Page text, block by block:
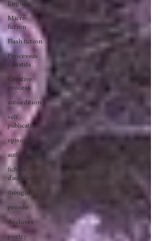
English
Micro-
fiction
Flash fiction
Processus
Creatifs
Creative
process
autoédition
self
publication
episodes
author's files
fichier
d'auteure
thought
pensée
Archives
poetry